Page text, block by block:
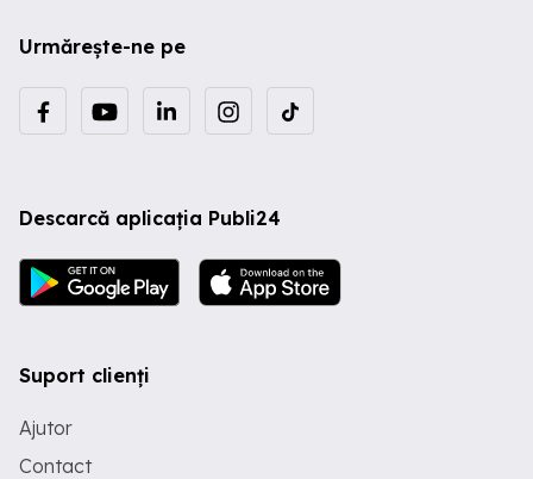
Urmărește-ne pe
Descarcă aplicația Publi24
Suport clienți
Ajutor
Contact